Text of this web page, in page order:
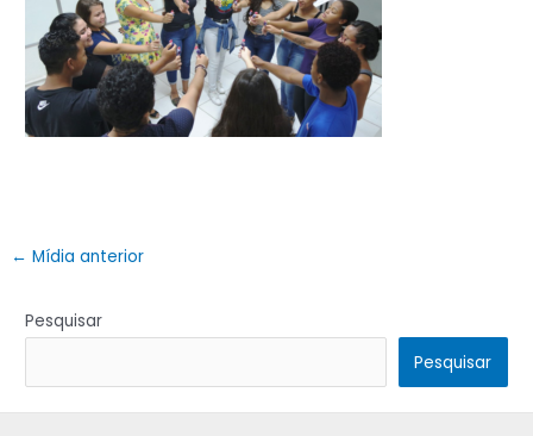
← Mídia anterior
Pesquisar
Pesquisar